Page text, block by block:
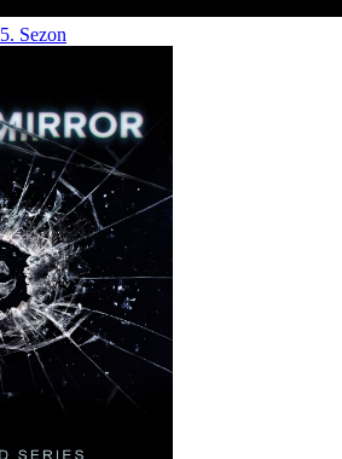
5. Sezon